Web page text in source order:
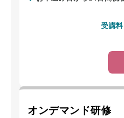
受講料
オンデマンド研修